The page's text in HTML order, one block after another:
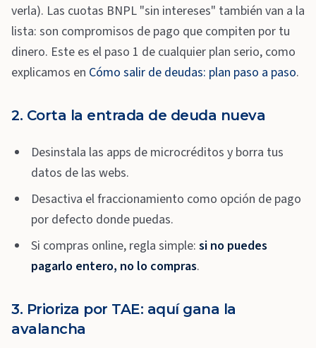
verla). Las cuotas BNPL "sin intereses" también van a la
lista: son compromisos de pago que compiten por tu
dinero. Este es el paso 1 de cualquier plan serio, como
explicamos en Cómo salir de deudas: plan paso a paso.
2. Corta la entrada de deuda nueva
Desinstala las apps de microcréditos y borra tus
datos de las webs.
Desactiva el fraccionamiento como opción de pago
por defecto donde puedas.
Si compras online, regla simple: si no puedes
pagarlo entero, no lo compras.
3. Prioriza por TAE: aquí gana la
avalancha